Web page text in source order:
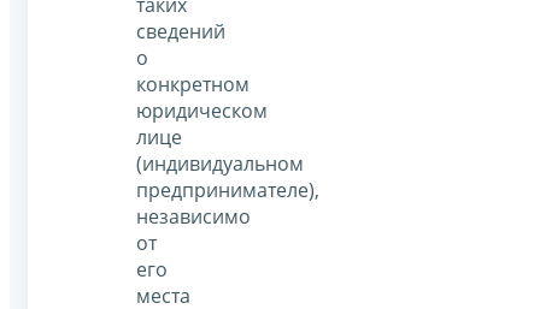
сведений
о
конкретном
юридическом
лице
(индивидуальном
предпринимателе),
независимо
от
его
места